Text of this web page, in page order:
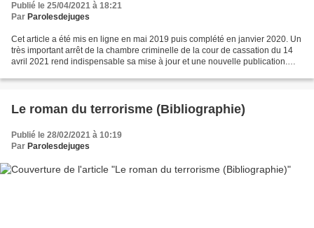
Publié le 25/04/2021 à 18:21
Par Parolesdejuges
Cet article a été mis en ligne en mai 2019 puis complété en janvier 2020. Un
très important arrêt de la chambre criminelle de la cour de cassation du 14
avril 2021 rend indispensable sa mise à jour et une nouvelle publication.
Le roman du terrorisme (Bibliographie)
Publié le 28/02/2021 à 10:19
Par Parolesdejuges